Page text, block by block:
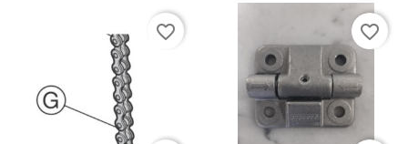
favorite_border favorite_border